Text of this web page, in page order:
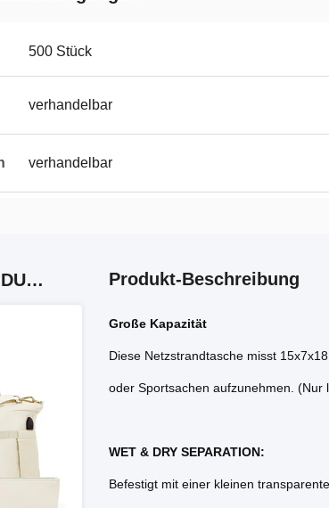
500 Stück
verhandelbar
verhandelbar
VERWANDTE PRODUKTE Produkt-Beschreibung
Große Kapazität
Diese Netzstrandtasche misst
oder Sportsachen aufzunehmen. (Nur
WET & DRY SEPARATION:
Befestigt mit einer kleinen